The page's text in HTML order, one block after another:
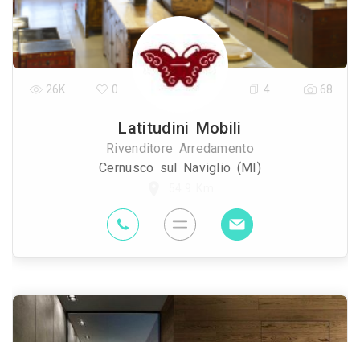
Latitudini Mobili
Rivenditore Arredamento
Cernusco sul Naviglio (MI)
26K 0 4 68